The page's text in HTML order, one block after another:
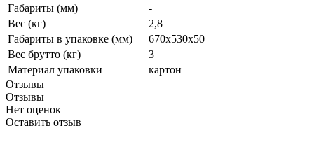
Габариты (мм)
-
Вес (кг)
2,8
Габариты в упаковке (мм)
670х530х50
Вес брутто (кг)
3
Материал упаковки
картон
Отзывы
Отзывы
Нет оценок
Оставить отзыв